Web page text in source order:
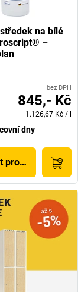
na bílé
–
bez DPH
845,- Kč
1.126,67 Kč / l
dny
produkt